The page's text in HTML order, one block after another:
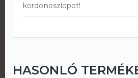
kordonoszlopot!
HASONLÓ